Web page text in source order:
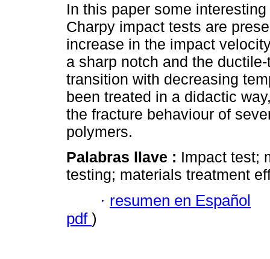
In this paper some
Charpy impact tests are
increase in the impact
a sharp notch and the
transition with decreasing
been treated in a didactic
the fracture behaviour of
polymers.
Palabras llave : Impact test;
testing; materials treatment
· resumen en Español
pdf )